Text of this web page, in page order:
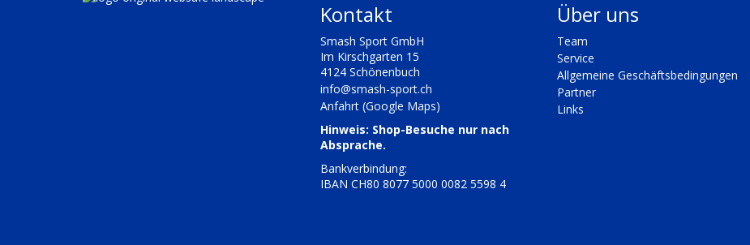
Kontakt
Smash Sport GmbH
Im Kirschgarten 15
4124 Schönenbuch
info@smash-sport.ch
Anfahrt (Google Maps)
Hinweis: Shop-Besuche nur nach
Absprache.
Bankverbindung:
IBAN CH80 8077 5000 0082 5598 4
Über uns
Team
Service
Allgemeine Geschäftsbedingungen
Partner
Links